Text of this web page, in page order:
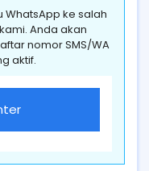
WhatsApp ke salah
Anda akan
nomor SMS/WA
aktif.